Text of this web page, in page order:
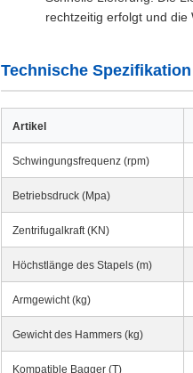
rechtzeitig erfolgt und die
Technische Spezifikation
Artikel
Schwingungsfrequenz (rpm)
Betriebsdruck (Mpa)
Zentrifugalkraft (KN)
Höchstlänge des Stapels (m)
Armgewicht (kg)
Gewicht des Hammers (kg)
Kompatible Bagger (T)